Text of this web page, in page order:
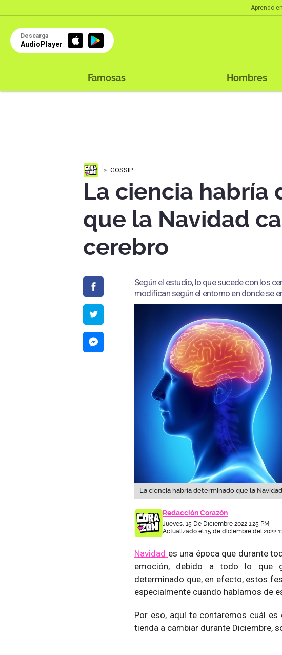
Aprendo
Descarga
AudioPlayer
Famosas Hombres
GOSSIP
La ciencia habría
que la Navidad
cerebro
Según el estudio, lo que sucede con los
modifican según el entorno en donde se
La ciencia habría determinado que la
Redacción Corazón
Jueves, 15 De Diciembre 2022 1:25 PM
Actualizado el 15 de diciembre del 2022
Navidad es una época que durante
emoción, debido a todo lo que
determinado que, en efecto, estos
especialmente cuando hablamos de
Por eso, aquí te contaremos cuál
tienda a cambiar durante Diciembre,